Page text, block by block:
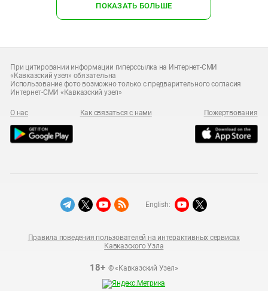
ПОКАЗАТЬ БОЛЬШЕ
При цитировании информации гиперссылка на Интернет-СМИ
«Кавказский узел» обязательна
Использование фото возможно только с предварительного согласия
Интернет-СМИ «Кавказский узел»
О нас Как связаться с нами Пожертвования
18+© «Кавказский Узел»
Правила поведения пользователей на интерактивных сервисах
Кавказского Узла
English: